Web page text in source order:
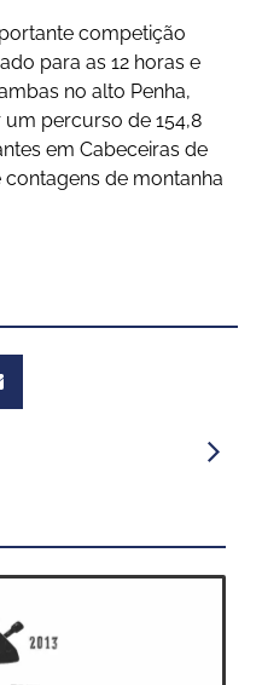
competição
para as 12 horas e
no alto Penha,
percurso de 154,8
em Cabeceiras de
de montanha